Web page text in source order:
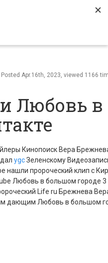
Posted Apr.16th, 2023, viewed 1166
Любовь
Кинопоиск Вера
ygcЗеленскому
нашли пророческий клип с
Любовь в большом городе 3
Life ru Брежнева
дающим Любовь в большом